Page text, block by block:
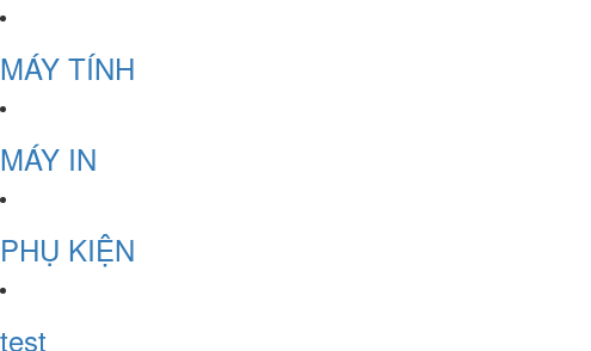
MÁY TÍNH
MÁY IN
PHỤ KIỆN
test